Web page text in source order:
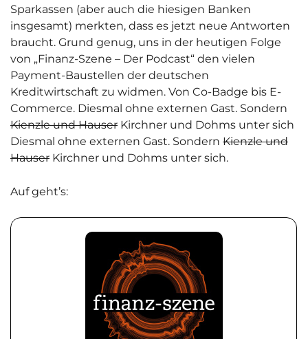
Sparkassen (aber auch die hiesigen Banken
insgesamt) merkten, dass es jetzt neue Antworten
braucht. Grund genug, uns in der heutigen Folge
von „Finanz-Szene – Der Podcast“ den vielen
Payment-Baustellen der deutschen
Kreditwirtschaft zu widmen. Von Co-Badge bis E-
Commerce. Diesmal ohne externen Gast. Sondern
Kienzle und Hauser Kirchner und Dohms unter sich
Diesmal ohne externen Gast. Sondern Kienzle und
Hauser Kirchner und Dohms unter sich.
Auf geht’s: